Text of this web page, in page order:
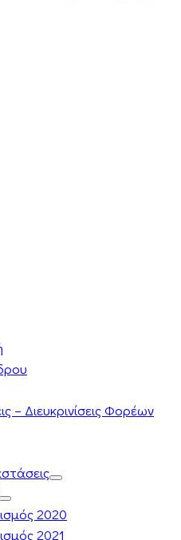
– Διευκρινίσεις Φορέων
2020
2021